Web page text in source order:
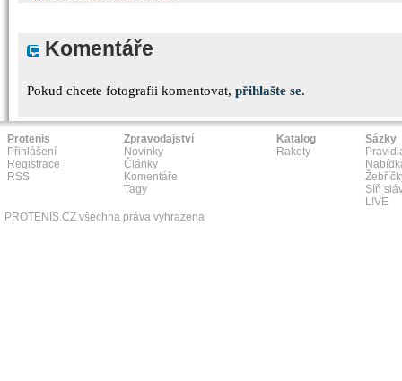
Komentáře
Pokud chcete fotografii komentovat, přihlašte se.
Protenis
Přihlášení
Registrace
RSS
Zpravodajství
Novinky
Články
Komentáře
Tagy
Katalog
Rakety
Sázky
Síň
L!VE
PROTENIS.CZ všechna práva vyhrazena